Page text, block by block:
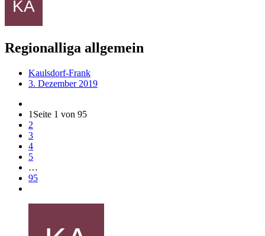
Regionalliga allgemein
Kaulsdorf-Frank
3. Dezember 2019
1 Seite 1 von 95
2
3
4
5
…
95